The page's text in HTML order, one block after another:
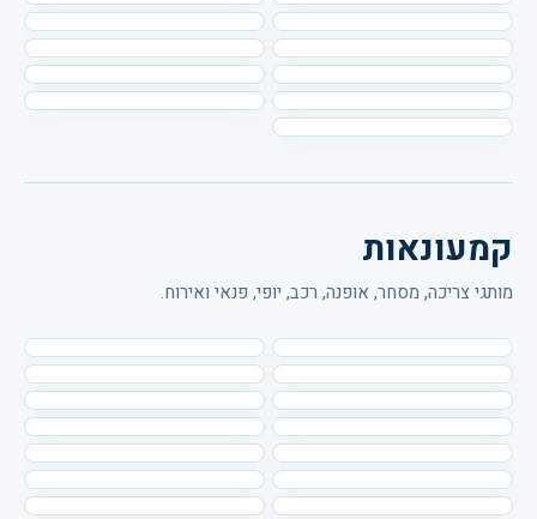
קמעונאות
מותגי צריכה, מסחר, אופנה, רכב, יופי, פנאי ואירוח.